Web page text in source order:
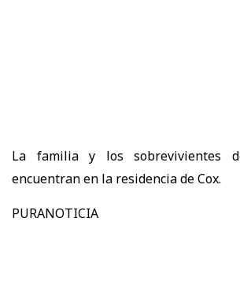
La familia y los sobrevivientes
encuentran en la residencia de Cox.
PURANOTICIA